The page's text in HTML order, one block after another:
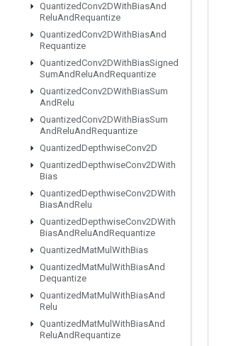
QuantizedConv2DWithBiasAnd
ReluAndRequantize
QuantizedConv2DWithBiasAnd
Requantize
QuantizedConv2DWithBiasSigned
SumAndReluAndRequantize
QuantizedConv2DWithBiasSum
AndRelu
QuantizedConv2DWithBiasSum
AndReluAndRequantize
QuantizedDepthwiseConv2D
QuantizedDepthwiseConv2DWith
Bias
QuantizedDepthwiseConv2DWith
BiasAndRelu
QuantizedDepthwiseConv2DWith
BiasAndReluAndRequantize
QuantizedMatMul WithBias
QuantizedMatMul WithBiasAnd
Dequantize
QuantizedMatMul WithBiasAnd
Relu
QuantizedMatMul WithBiasAnd
ReluAndRequantize